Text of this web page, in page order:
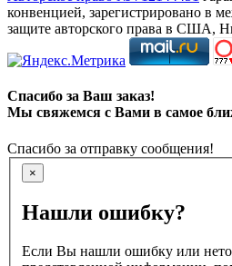
конвенцией, зарегистрировано в
защите авторского права в США,
Спасибо за Ваш заказ!
Мы свяжемся с Вами в самое
Спасибо за отправку сообщения!
×
Нашли ошибку?
Если Вы нашли ошибку или